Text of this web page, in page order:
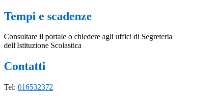
Tempi e scadenze
Consultare il portale o chiedere agli uffici di Segreteria
dell'Istituzione Scolastica
Contatti
Tel: 016532372